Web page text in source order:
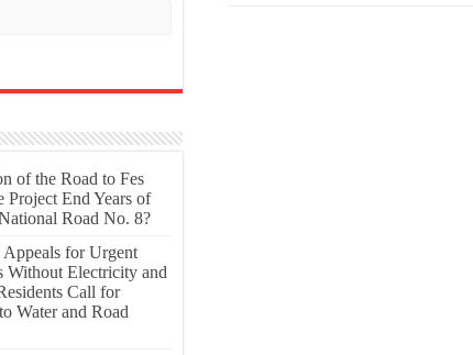
of the Road to Fes
End Years of
Road No. 8?
for Urgent
Without Electricity and
Call for
Water and Road